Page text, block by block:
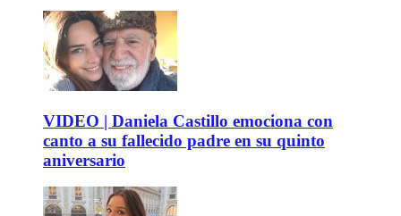
VIDEO | Daniela Castillo emociona con
canto a su fallecido padre en su quinto
aniversario